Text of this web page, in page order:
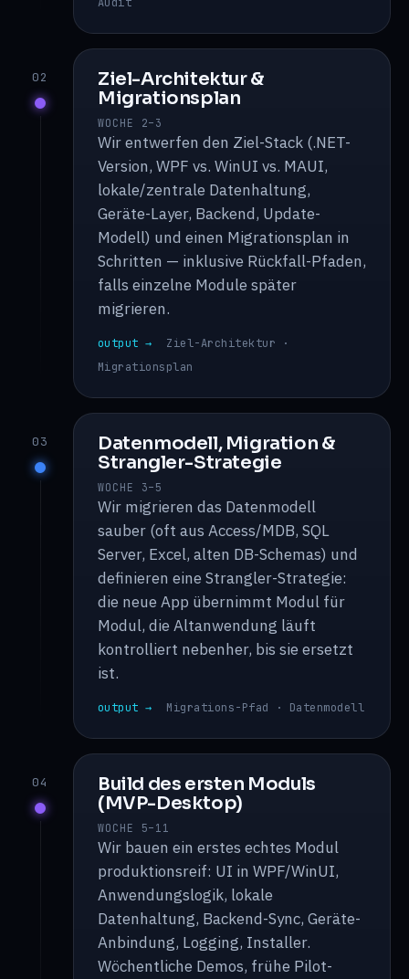
Audit
02
Ziel-Architektur &
Migrationsplan
WOCHE 2–3
Wir entwerfen den Ziel-Stack (.NET-
Version, WPF vs. WinUI vs. MAUI,
lokale/zentrale Datenhaltung,
Geräte-Layer, Backend, Update-
Modell) und einen Migrationsplan in
Schritten — inklusive Rückfall-Pfaden,
falls einzelne Module später
migrieren.
output →
Ziel-Architektur ·
Migrationsplan
03
Datenmodell, Migration &
Strangler-Strategie
WOCHE 3–5
Wir migrieren das Datenmodell
sauber (oft aus Access/MDB, SQL
Server, Excel, alten DB-Schemas) und
definieren eine Strangler-Strategie:
die neue App übernimmt Modul für
Modul, die Altanwendung läuft
kontrolliert nebenher, bis sie ersetzt
ist.
output → Migrations-Pfad · Datenmodell
04
Build des ersten Moduls
(MVP-Desktop)
WOCHE 5–11
Wir bauen ein erstes echtes Modul
produktionsreif: UI in WPF/WinUI,
Anwendungslogik, lokale
Datenhaltung, Backend-Sync, Geräte-
Anbindung, Logging, Installer.
Wöchentliche Demos, frühe Pilot-